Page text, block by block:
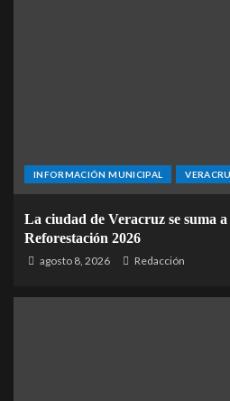
INFORMACIÓN MUNICIPAL
La ciudad de Veracruz se suma
Reforestación 2026
agosto 8, 2026 Redacción